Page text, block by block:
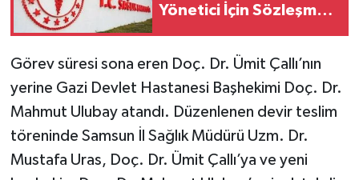
Yönetici İçin Sözleşme
Görev süresi sona eren Doç. Dr. Ümit Çallı’nın
yerine Gazi Devlet Hastanesi Başhekimi Doç. Dr.
Mahmut Ulubay atandı. Düzenlenen devir teslim
töreninde Samsun İl Sağlık Müdürü Uzm. Dr.
Mustafa Uras, Doç. Dr. Ümit Çallı’ya ve yeni